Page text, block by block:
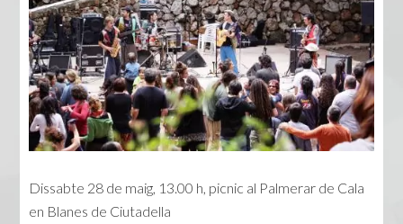
Dissabte 28 de maig, 13.00 h, picnic al Palmerar de Cala
en Blanes de Ciutadella